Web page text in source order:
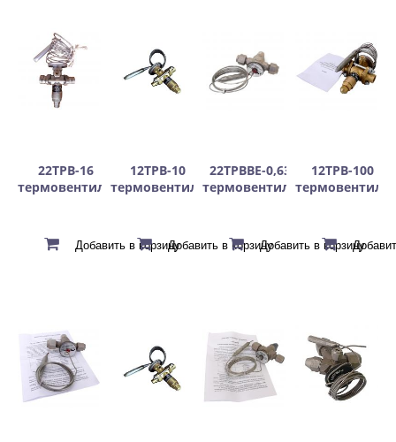
22ТРВ-16
термовентиль
12ТРВ-10
термовентиль
22ТРВВЕ-0,63
термовентиль
12ТРВ-100
термовентиль